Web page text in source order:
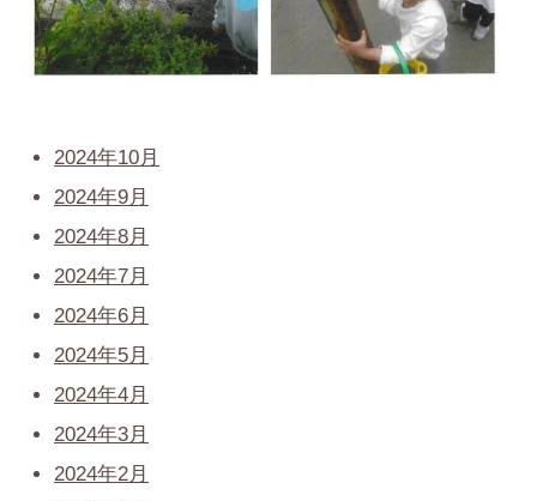
2024年10月
2024年9月
2024年8月
2024年7月
2024年6月
2024年5月
2024年4月
2024年3月
2024年2月